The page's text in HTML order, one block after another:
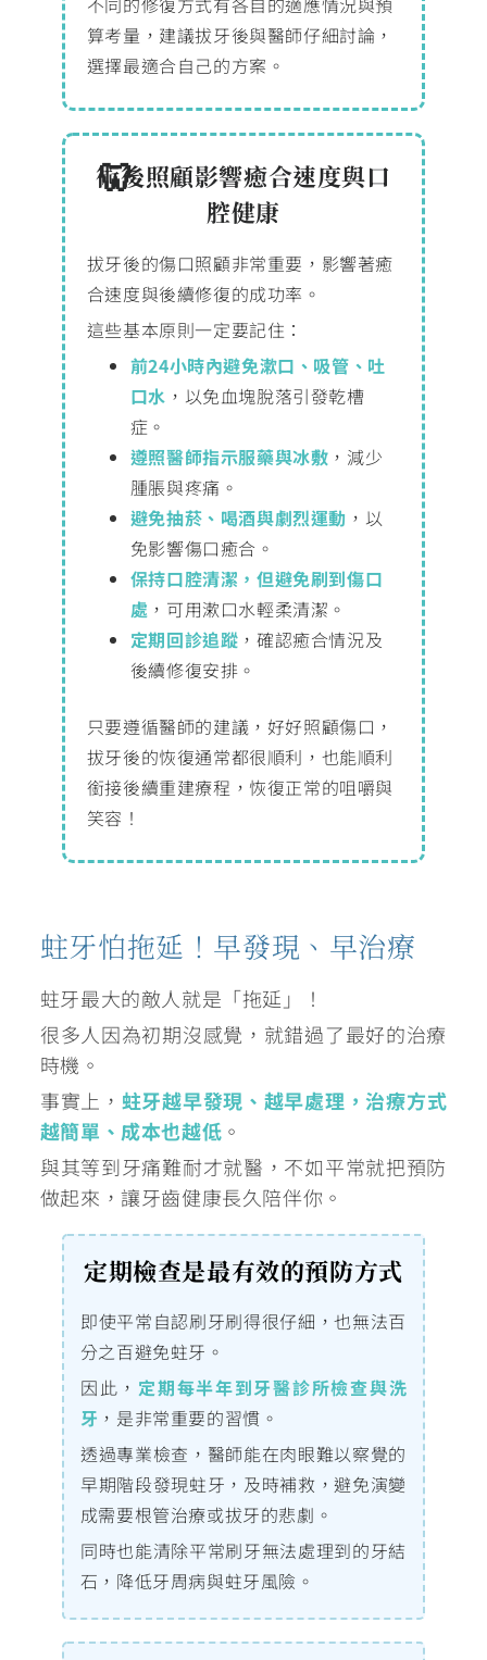
算考量，建議拔牙後與醫師仔細討論，
選擇最適合自己的方案。
術後照顧影響癒合速度與口
腔健康
拔牙後的傷口照顧非常重要，影響著癒
合速度與後續修復的成功率。
這些基本原則一定要記住：
前24小時內避免漱口、吸管、吐
口水 ，以免血塊脫落引發乾槽
症。
遵照醫師指示服藥與冰敷 ，減少
腫脹與疼痛。
避免抽菸、喝酒與劇烈運動 ，以
免影響傷口癒合。
保持口腔清潔，但避免刷到傷口
處 ，可用漱口水輕柔清潔。
定期回診追蹤 ，確認癒合情況及
後續修復安排。
只要遵循醫師的建議，好好照顧傷口，
拔牙後的恢復通常都很順利，也能順利
銜接後續重建療程，恢復正常的咀嚼與
笑容！
蛀牙怕拖延！早發現、早治療
蛀牙最大的敵人就是「拖延」！
很多人因為初期沒感覺，就錯過了最好的治療
時機。
事實上， 蛀牙越早發現、越早處理，治療方式
越簡單、成本也越低 。
與其等到牙痛難耐才就醫，不如平常就把預防
做起來，讓牙齒健康長久陪伴你。
定期檢查是最有效的預防方式
即使平常自認刷牙刷得很仔細，也無法百
分之百避免蛀牙。
因此， 定期每半年到牙醫診所檢查與洗
牙 ，是非常重要的習慣。
透過專業檢查，醫師能在肉眼難以察覺的
早期階段發現蛀牙，及時補救，避免演變
成需要根管治療或拔牙的悲劇。
同時也能清除平常刷牙無法處理到的牙結
石，降低牙周病與蛀牙風險。